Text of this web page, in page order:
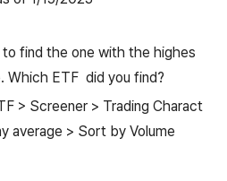
find the one with the highes
Which ETF did you find?
> Screener > Trading Charact
average > Sort by Volume